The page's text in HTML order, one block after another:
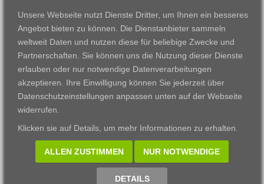
VWAK
Karriere
Links
Impressum
Datenschutzerklärung
Standorte
Darmstadt
Gießen
Kassel
Wiesbaden
Fortbildungszentrum
Bildungsangebot
Ausbildung
Unsere Webseite nutzt Dienste Dritter, um Ihnen ein besseres
Angebot bieten zu können. Die Dienstanbieter sammeln
weltweit Daten und nutzen diese für beliebige Zwecke und
Partnerschaften. Sie können uns die Nutzung dieser Dienste
erlauben oder nur notwendige Datenverarbeitungen
akzeptieren. Ihre Einwilligung können Sie jederzeit über
Datenschutzeinstellungen anpassen unten auf der Webseite
widerrufen.
Klicken sie auf Details, um mehr Informationen zu erhalten.
ALLEN ZUSTIMMEN NUR NOTWENDIGE
DETAILS